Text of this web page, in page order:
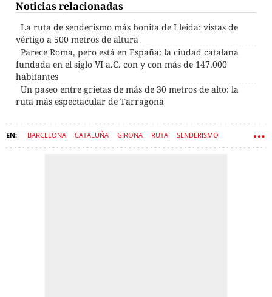
Noticias relacionadas
La ruta de senderismo más bonita de Lleida: vistas de
vértigo a 500 metros de altura
Parece Roma, pero está en España: la ciudad catalana
fundada en el siglo VI a.C. con y con más de 147.000
habitantes
Un paseo entre grietas de más de 30 metros de alto: la
ruta más espectacular de Tarragona
BARCELONA CATALUÑA GIRONA RUTA SENDERISMO